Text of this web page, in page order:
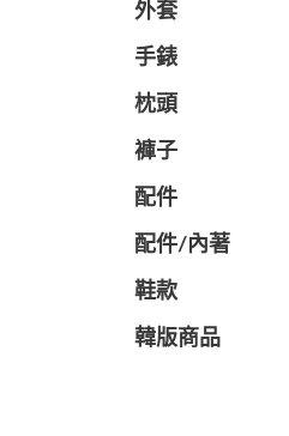
外套
手錶
枕頭
褲子
配件
配件/內著
鞋款
韓版商品